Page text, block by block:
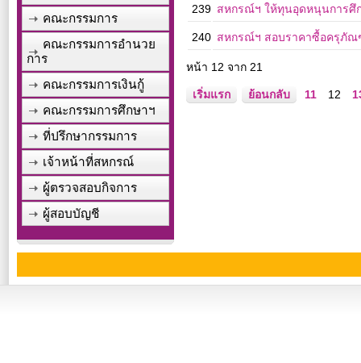
คณะกรรมการ
คณะกรรมการอำนวย
การ
คณะกรรมการเงินกู้
คณะกรรมการศึกษาฯ
ที่ปรึกษากรรมการ
เจ้าหน้าที่สหกรณ์
ผู้ตรวจสอบกิจการ
ผู้สอบบัญชี
239 สหกรณ์ฯ ให้ทุนอุดหนุนการศึ
240 สหกรณ์ฯ สอบราคาซื้อครุภั
หน้า 12 จาก 21
เริ่มแรก ย้อนกลับ 11 12